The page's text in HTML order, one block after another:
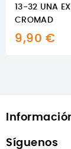
13-32 UNA
CROMAD
9,90 €
Síguenos